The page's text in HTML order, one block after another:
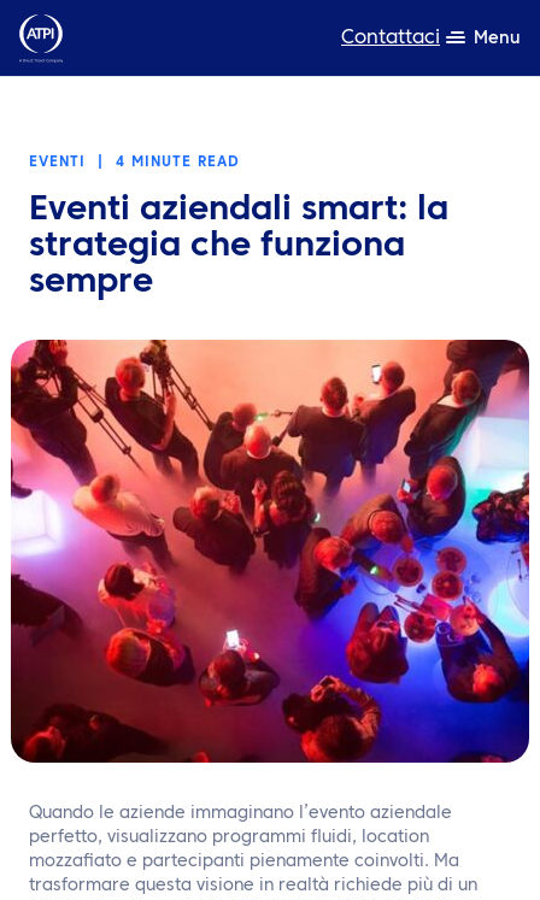
Contattaci Menu
Risorse
Chi siamo
Sostenibilità
TravelHub Login
Cerca
Contattaci
IT
EVENTI 4 MINUTE READ
Eventi aziendali smart: la
strategia che funziona
sempre
Quando le aziende immaginano l’evento aziendale
perfetto, visualizzano programmi fluidi, location
mozzafiato e partecipanti pienamente coinvolti. Ma
trasformare questa visione in realtà richiede più di un